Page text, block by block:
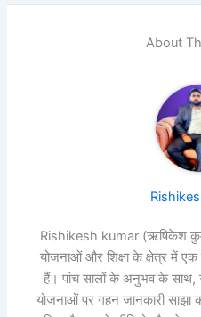
About
Rishikesh kumar (ऋषिकेश
योजनाओं और शिक्षा के क्षेत्र में
हैं। पांच सालों के अनुभव के साथ,
योजनाओं पर गहन जानकारी